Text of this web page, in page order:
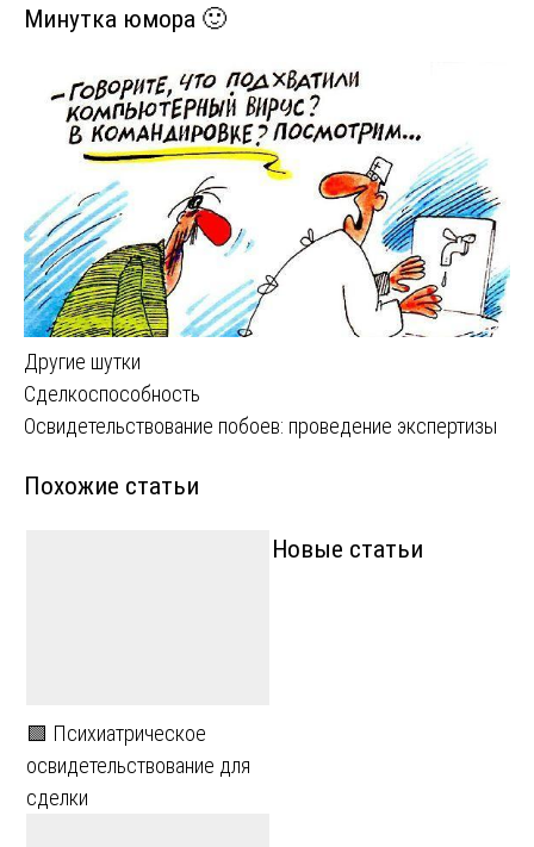
Минутка юмора 🙂
Другие шутки
Навигация
записям
Сделкоспособность
Освидетельствование побоев: проведение экспертизы
Похожие статьи
🟩 Психиатрическое
освидетельствование для
сделки
Новые статьи